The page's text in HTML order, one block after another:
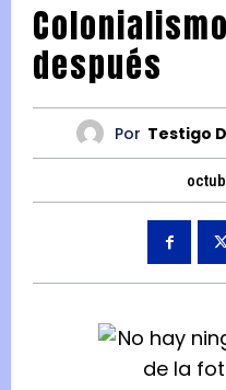
después
Por Testigo